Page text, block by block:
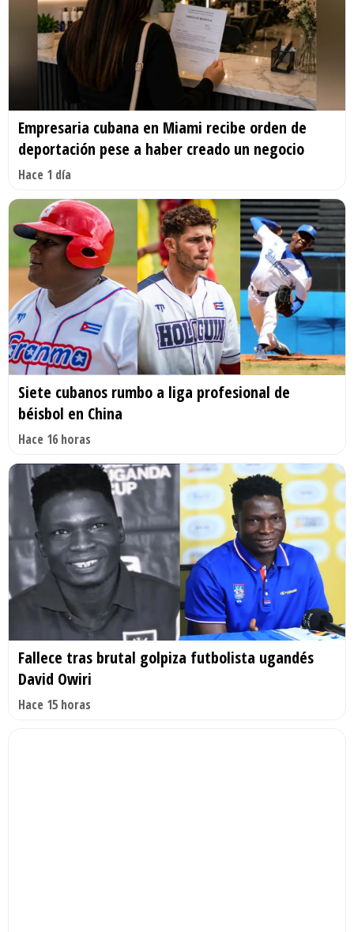
Empresaria cubana en Miami recibe orden de
deportación pese a haber creado un negocio
Hace 1 día
Siete cubanos rumbo a liga profesional de
béisbol en China
Hace 16 horas
Fallece tras brutal golpiza futbolista ugandés
David Owiri
Hace 15 horas